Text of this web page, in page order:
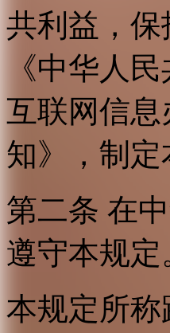
共利益，
《中华人
互联网信
知》，制定
第二条 在
遵守本规定
本规定所